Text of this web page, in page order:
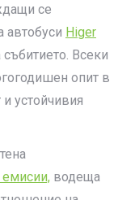
се
автобуси Higer
Всеки
опит в
устойчивия
емисии, водеща